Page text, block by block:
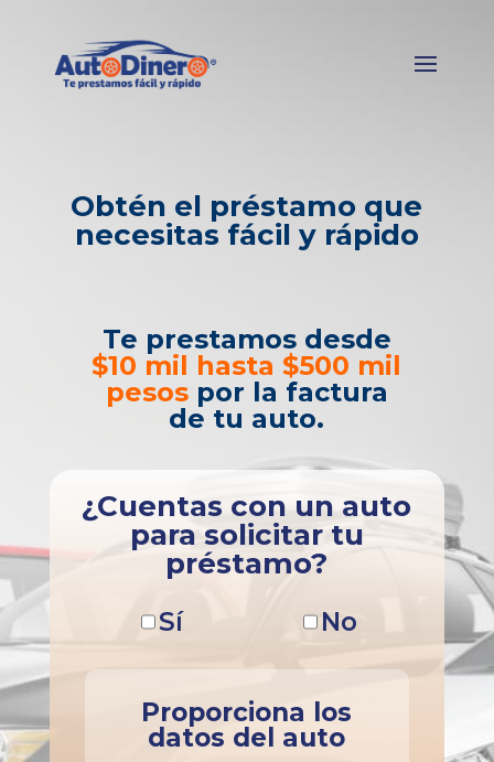
Obtén el préstamo que
necesitas fácil y rápido
Te prestamos desde
$10 mil hasta $500 mil
pesospor la factura
de tu auto.
¿Cuentas con un auto
para solicitar tu
préstamo?
Sí No
Proporciona los
datos del auto